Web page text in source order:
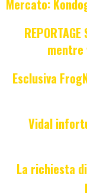
Mercato:
Esclusiva
Vidal
La richiesta